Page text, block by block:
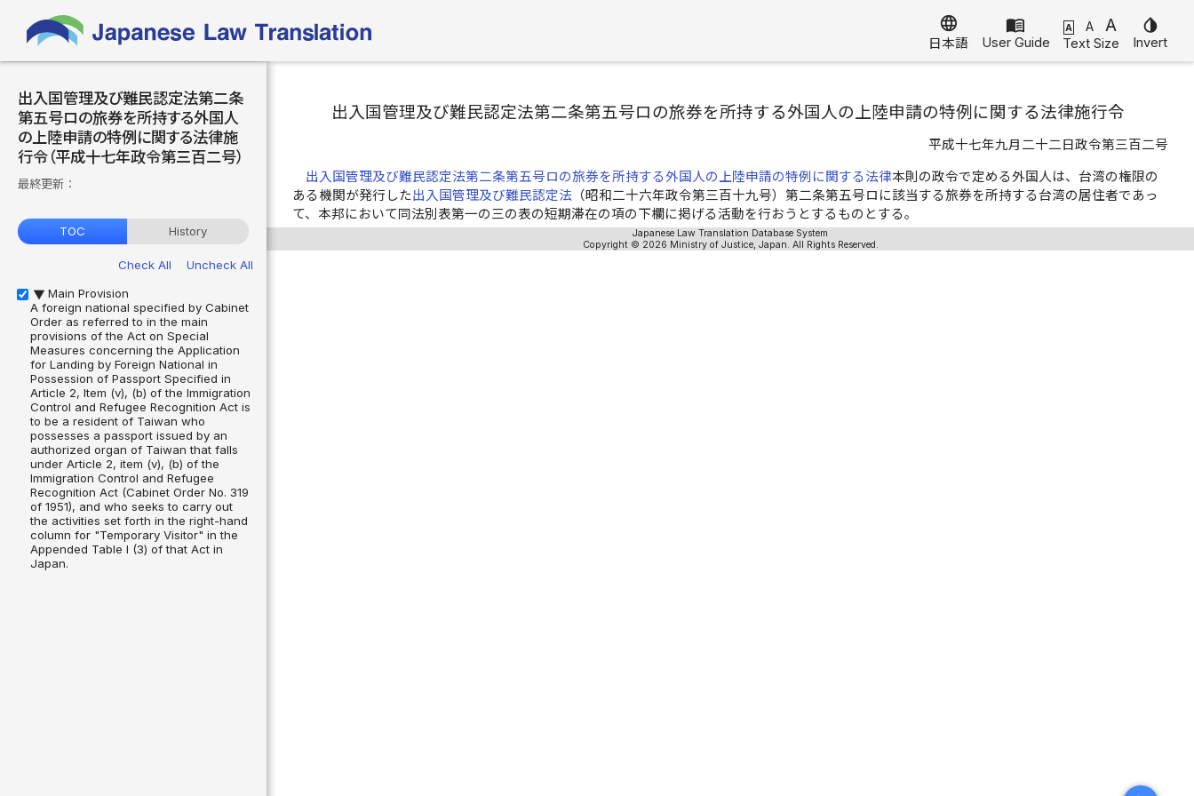
language
日本語
menu_book
User Guide
A A A
Text Size
invert_colors
Invert
出入国管理及び難民認定法第二条
第五号ロの旅券を所持する外国人
の上陸申請の特例に関する法律施
行令（平成十七年政令第三百二号）
最終更新：
TOC History
Check All Uncheck All
▶ Main Provision
A foreign national specified by Cabinet
Order as referred to in the main
provisions of the Act on Special
Measures concerning the Application
for Landing by Foreign National in
Possession of Passport Specified in
Article 2, Item (v), (b) of the Immigration
Control and Refugee Recognition Act is
to be a resident of Taiwan who
possesses a passport issued by an
authorized organ of Taiwan that falls
under Article 2, item (v), (b) of the
Immigration Control and Refugee
Recognition Act (Cabinet Order No. 319
of 1951), and who seeks to carry out
the activities set forth in the right-hand
column for "Temporary Visitor" in the
Appended Table I (3) of that Act in
Japan.
出入国管理及び難民認定法第二条第五号ロの旅券を所持する外国人の上陸申請の特例に関する法律施行令
平成十七年九月二十二日政令第三百二号
出入国管理及び難民認定法第二条第五号ロの旅券を所持する外国人の上陸申請の特例に関する法律本則の政令で定める外国人は、台湾の権限の
ある機関が発行した出入国管理及び難民認定法 （昭和二十六年政令第三百十九号）第二条第五号ロに該当する旅券を所持する台湾の居住者であっ
て、本邦において同法別表第一の三の表の短期滞在の項の下欄に掲げる活動を行おうとするものとする。
Japanese Law Translation Database System
Copyright © 2026 Ministry of Justice, Japan. All Rights Reserved.